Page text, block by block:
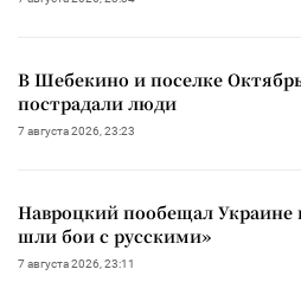
В Шебекино и поселке
пострадали люди
7 августа 2026, 23:23
Навроцкий пообещал
шли бои с русскими»
7 августа 2026, 23:11